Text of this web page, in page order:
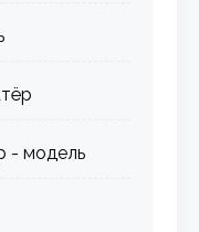
- модель